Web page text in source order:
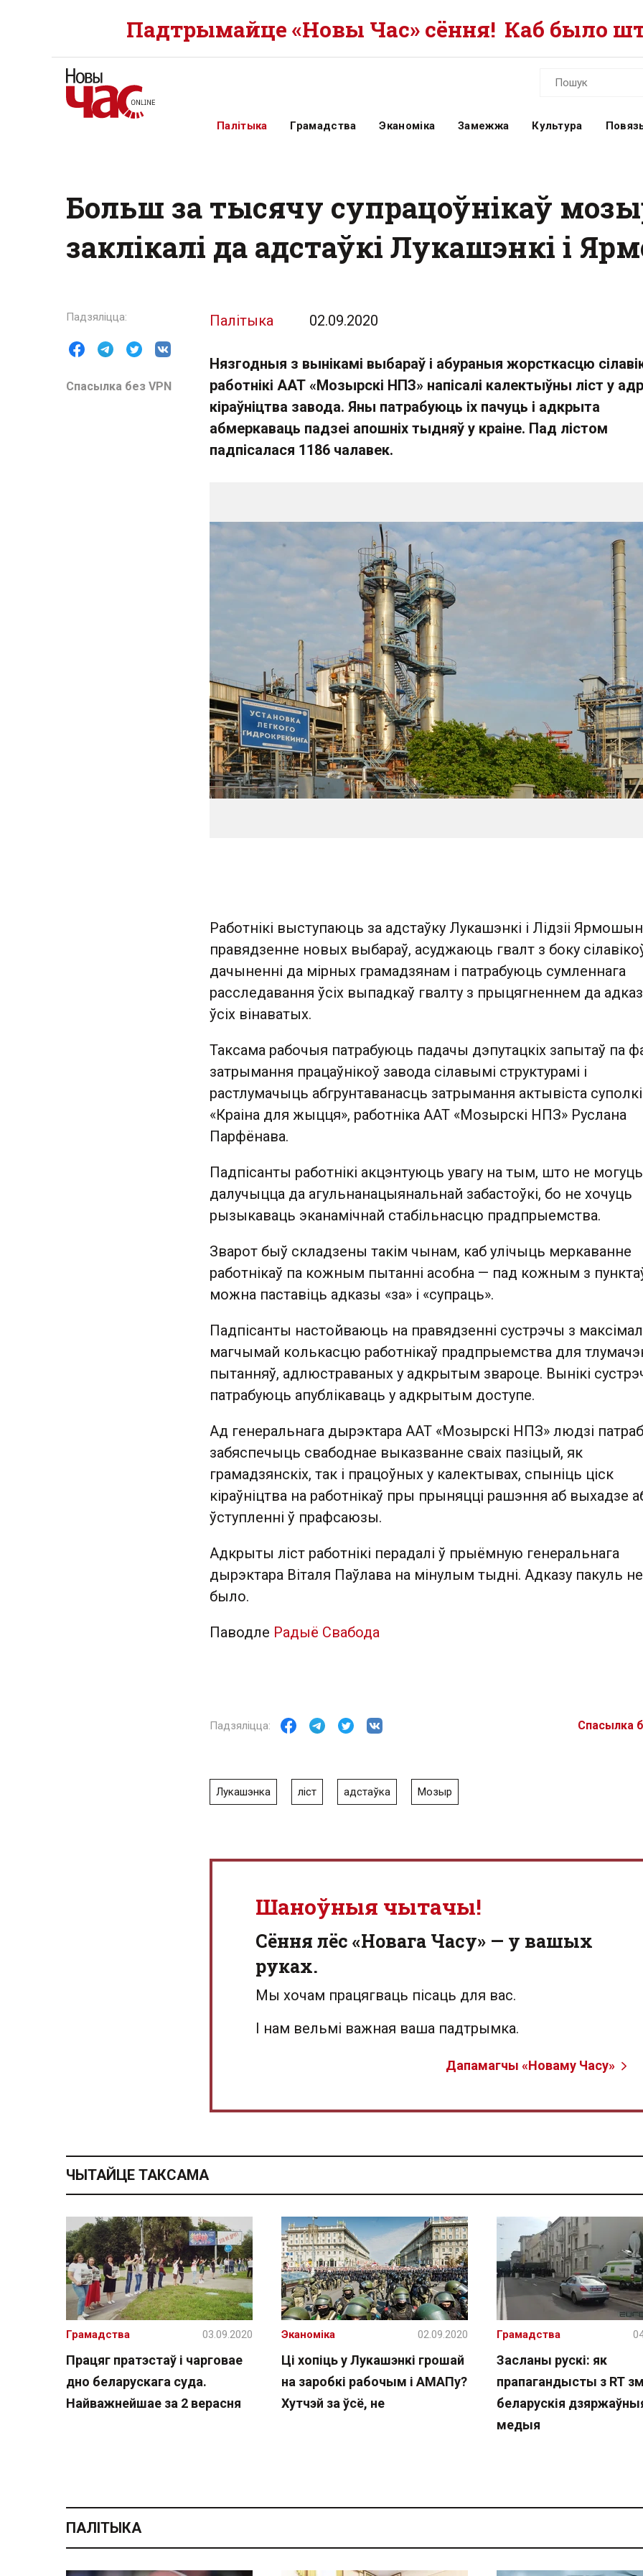
Падтрымайце «Новы Час» сёння! Каб было
Палітыка Грамадства Эканоміка Замежжа Культура
Больш за тысячу супрацоўнікаў
заклікалі да адстаўкі Лукашэнкі і
Спасылка без VPN
Палітыка 02.09.2020
Нязгодныя з вынікамі выбараў і абураныя жорсткасцю
работнікі ААТ «Мозырскі НПЗ» напісалі калектыўны ліст у
кіраўніцтва завода. Яны патрабуюць іх пачуць і адкрыта
абмеркаваць падзеі апошніх тыдняў у краіне. Пад лістом
падпісалася 1186 чалавек.
Работнікі выступаюць за адстаўку Лукашэнкі і Лідзіі
правядзенне новых выбараў, асуджаюць гвалт з боку
дачыненні да мірных грамадзянам і патрабуюць сумленнага
расследавання ўсіх выпадкаў гвалту з прыцягненнем да
ўсіх вінаватых.
Таксама рабочыя патрабуюць падачы дэпутацкіх запытаў па
затрымання працаўнікоў завода сілавымі структурамі і
растлумачыць абгрунтаванасць затрымання актывіста суполкі
«Краіна для жыцця», работніка ААТ «Мозырскі НПЗ» Руслана
Парфёнава.
Падпісанты работнікі акцэнтуюць увагу на тым, што не могуць
далучыцца да агульнанацыянальнай забастоўкі, бо не хочуць
рызыкаваць эканамічнай стабільнасцю прадпрыемства.
Зварот быў складзены такім чынам, каб улічыць меркаванне
работнікаў па кожным пытанні асобна — пад кожным з
можна паставіць адказы «за» і «супраць».
Падпісанты настойваюць на правядзенні сустрэчы з
магчымай колькасцю работнікаў прадпрыемства для
пытанняў, адлюстраваных у адкрытым звароце. Вынікі
патрабуюць апублікаваць у адкрытым доступе.
Ад генеральнага дырэктара ААТ «Мозырскі НПЗ» людзі
забяспечыць свабоднае выказванне сваіх пазіцый, як
грамадзянскіх, так і працоўных у калектывах, спыніць ціск
кіраўніцтва на работнікаў пры прыняцці рашэння аб выхадзе
ўступленні ў прафсаюзы.
Адкрыты ліст работнікі перадалі ў прыёмную генеральнага
дырэктара Віталя Паўлава на мінулым тыдні. Адказу пакуль не
было.
Паводле Радыё Свабода
Спасылка
Лукашэнка ліст адстаўка Мозыр
Шаноўныя чытачы!
Сёння лёс «Новага Часу» — у вашых
руках.
Мы хочам працягваць пісаць для вас.
І нам вельмі важная ваша падтрымка.
Дапамагчы «Новаму Часу»
ЧЫТАЙЦЕ ТАКСАМА
Працяг пратэстаў і чарговае
дно беларускага суда.
Найважнейшае за 2 верасня
Грамадства 03.09.2020
Ці хопіць у Лукашэнкі грошай
на заробкі рабочым і АМАПу?
Хутчэй за ўсё, не
Эканоміка 02.09.2020
Засланы рускі: як
прапагандысты з RT
беларускія
медыя
Грамадства
ПАЛІТЫКА